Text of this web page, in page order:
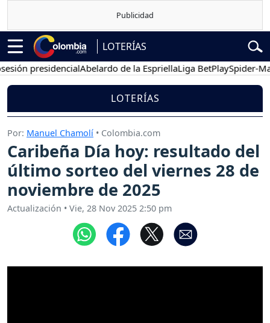
LOTERÍAS
presidencialAbelardo de la EspriellaLiga BetPlaySpider-Man
LOTERÍAS
Por: Manuel Chamolí • Colombia.com
Caribeña Día hoy: resultado del
último sorteo del viernes 28 de
noviembre de 2025
Actualización • Vie, 28 Nov 2025 2:50 pm